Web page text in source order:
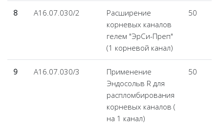
8 А16.07.030/2
Расширение
корневых каналов
гелем "ЭрСи-Преп"
(1 корневой канал)
50
9 А16.07.030/3
Применение
Эндосольв R для
распломбирования
корневых каналов (
на 1 канал)
50